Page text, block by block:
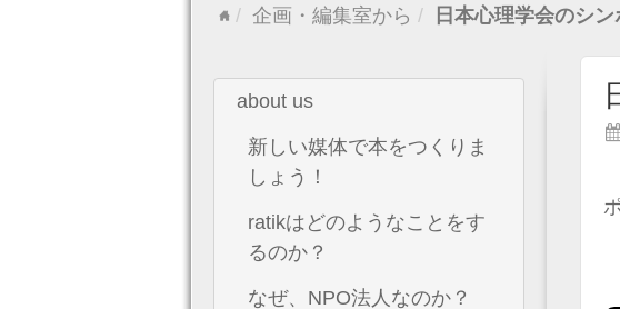
企画・編集室から 日本心理学会のシ
about us
新しい媒体で本をつくりま
しょう！
ratikはどのようなことをす
るのか？
なぜ、NPO法人なのか？